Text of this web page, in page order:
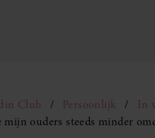
Club Persoonlijk
In
mijn ouders steeds minder